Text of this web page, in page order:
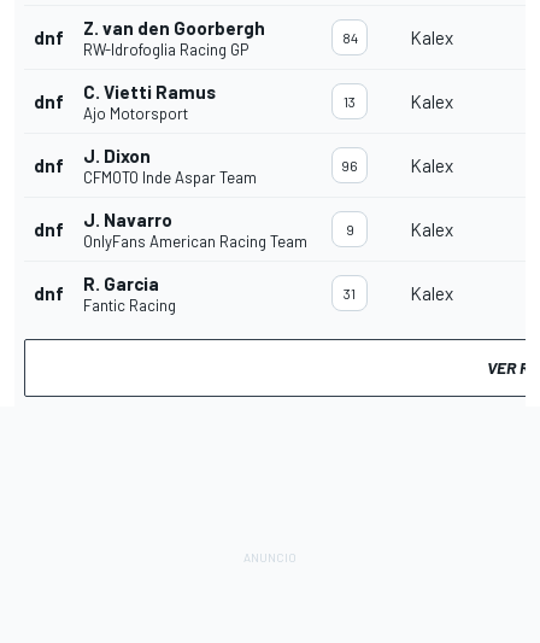
dnf Z. van den Goorbergh
RW-Idrofoglia Racing GP
84 Kalex
dnf C. Vietti Ramus
Ajo Motorsport
13 Kalex
dnf J. Dixon
CFMOTO Inde Aspar Team
96 Kalex
dnf J. Navarro
OnlyFans American Racing Team
9 Kalex
dnf R. Garcia
Fantic Racing
31 Kalex
VER